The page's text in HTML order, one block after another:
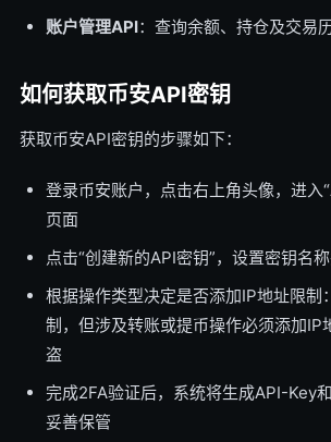
账户管理API：查询余额、持仓及交易
如何获取币安API密钥
获取币安API密钥的步骤如下：
登录币安账户，点击右上角头像，进入
页面
点击“创建新的API密钥”，设置密钥名
根据操作类型决定是否添加IP地址限制
制，但涉及转账或提币操作必须添加IP
盗
完成2FA验证后，系统将生成API-Key
妥善保管